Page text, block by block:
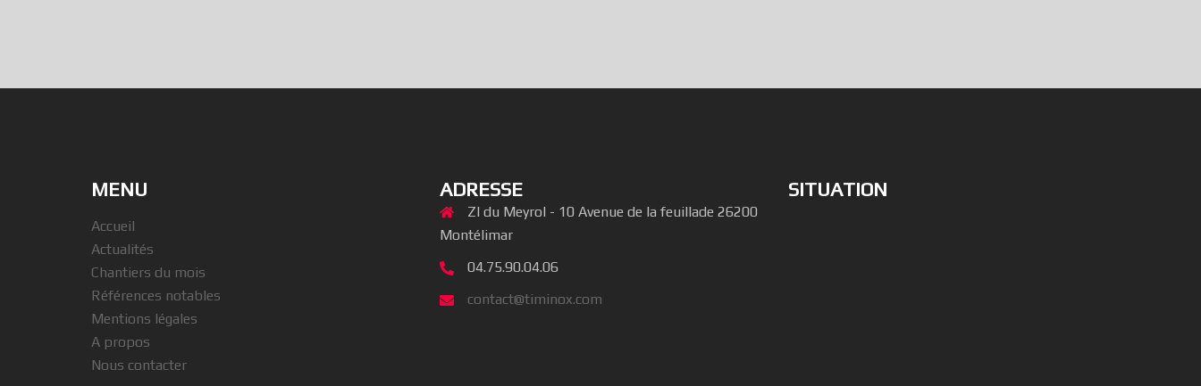
MENU
Accueil
Actualités
Chantiers du mois
Références notables
Mentions légales
A propos
Nous contacter
ADRESSE
ZI du Meyrol - 10 Avenue de la feuillade 26200
Montélimar
04.75.90.04.06
contact@timinox.com
SITUATION